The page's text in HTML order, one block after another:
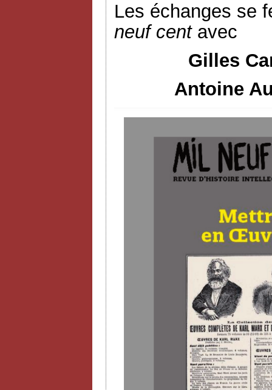
Les échanges se
neuf centavec
Gilles
Antoine